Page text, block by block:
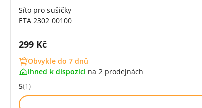
Síto pro sušičky
ETA 2302 00100
Cena s DPH:
299 Kč
Obvykle do 7 dnů
ihned k dispozici na 2 prodejnách
Hodnocení: 5 z 5 (1 recenzí)
5(1)